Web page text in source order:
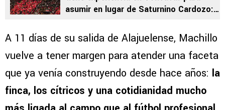
asumir en lugar de Saturnino Cardozo:
A 11 días de su salida de Alajuelense, Machillo
vuelve a tener margen para atender una faceta
que ya venía construyendo desde hace años: la
finca, los cítricos y una cotidianidad mucho